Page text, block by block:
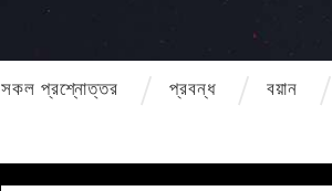
সকল প্রশ্নোত্তর প্রবন্ধ বয়ান